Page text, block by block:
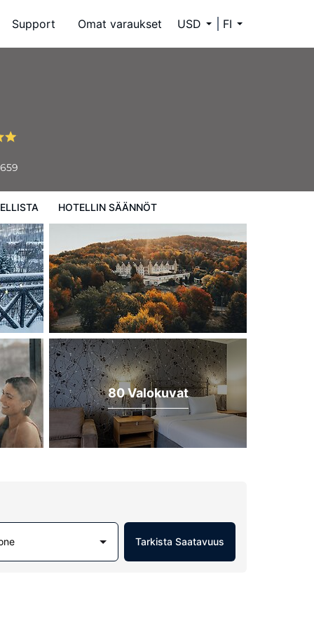
Support Omat varaukset USD FI
HOTELLIN SÄÄNNÖT
80 Valokuvat
Tarkista Saatavuus